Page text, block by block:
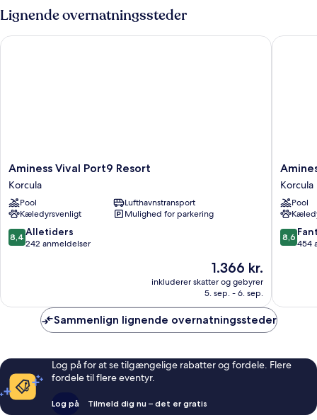
Lignende overnatningssteder
Aminess
Vival
Port9
Resort
Korcula
Aminess Vival Port9 Resort
Korcula
Pool
Lufthavnstransport
Kæledyrsvenligt
Mulighed for parkering
8.4
ud
anmeldelser
8,4 Alletiders
242 anmeldelser
Prisen
1.366 kr.
1.366 kr.
inkluderer skatter og gebyrer
5. sep. - 6. sep.
Aminess Vival Port9 Resort
Aminess
Liburna
Hotel
Korcula
Korcula
Pool
8.6
ud
8,6
454
Sammenlign lignende overnatningssteder
Log på for at se tilgængelige rabatter og fordele. Flere
fordele til flere eventyr.
Log på Tilmeld dig nu – det er gratis